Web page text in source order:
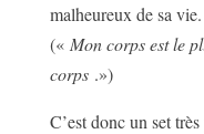
malheureux de sa
(«Mon corps est le
corps.»)
C’est donc un set